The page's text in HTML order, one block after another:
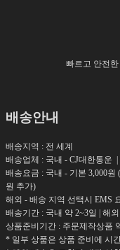
빠르고 안전
배송안내
배송지역 : 전 세계
배송업체 : 국내 - CJ대한통운
배송요금 : 국내 - 기본 3,000원
원 추가)
해외 - 배송 지역 선택시 EMS
배송기간 : 국내 약 2~3일 | 해
상품준비기간 : 주문제작상품
* 일부 상품은 상품 준비에 시